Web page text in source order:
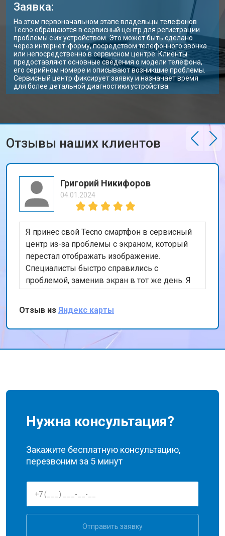
Заказать
Замена оперативной памяти от 1100 ₽ Заказать
Прошивка BIOS ноутбука Tecno от 1500 ₽ Заказать
Замена северного моста от 3500 ₽ Заказать
Ремонт петель ноутбука Tecno от 3990 ₽ Заказать
Заявка:
На этом первоначальном этапе владельцы телефонов
Tecno обращаются в сервисный центр для регистрации
проблемы с их устройством. Это может быть сделано
через интернет-форму, посредством телефонного звонка
или непосредственно в сервисном центре. Клиенты
предоставляют основные сведения о модели телефона,
его серийном номере и описывают возникшие проблемы.
Сервисный центр фиксирует заявку и назначает время
для более детальной диагностики устройства.
Отзывы наших клиентов
Григорий Никифоров
04.01.2024
Я принес свой Tecno смартфон в сервисный
центр из-за проблемы с экраном, который
перестал отображать изображение.
Специалисты быстро справились с
проблемой, заменив экран в тот же день. Я
доволен качеством работы и скоростью
обслуживания. Спасибо за вашу
профессиональную помощь!
Отзыв из Яндекс карты
Нужна консультация?
Закажите бесплатную консультацию,
перезвоним за 5 минут
Отправить заявку